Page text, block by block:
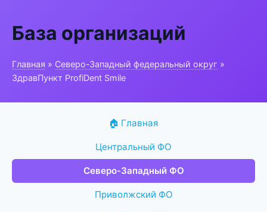
База организаций
Главная » Северо-Западный федеральный округ »
ЗдравПункт ProfiDent Smile
🏠 Главная
Центральный ФО
Северо-Западный ФО
Приволжский ФО